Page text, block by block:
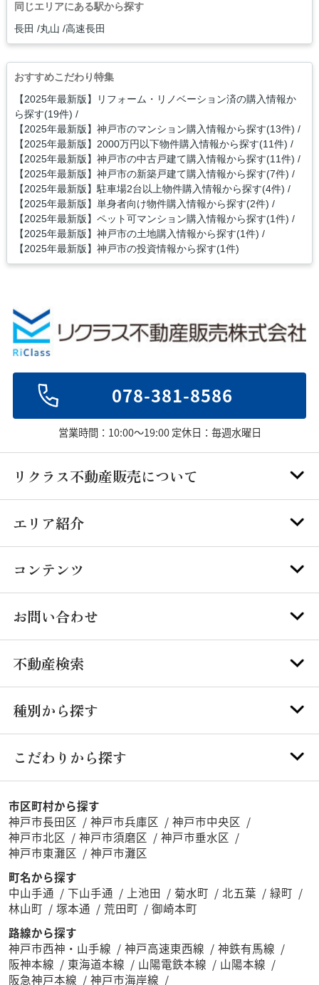
同じエリアにある駅から探す
長田
丸山 高速長田
おすすめこだわり特集
【2025年最新版】リフォーム・リノベーション済の購入情報か
ら探す(19件)
【2025年最新版】神戸市のマンション購入情報から探す(13件)
【2025年最新版】2000万円以下物件購入情報から探す(11件)
【2025年最新版】神戸市の中古戸建て購入情報から探す(11件)
【2025年最新版】神戸市の新築戸建て購入情報から探す(7件)
【2025年最新版】駐車場2台以上物件購入情報から探す(4件)
【2025年最新版】単身者向け物件購入情報から探す(2件)
【2025年最新版】ペット可マンション購入情報から探す(1件)
【2025年最新版】神戸市の土地購入情報から探す(1件)
【2025年最新版】神戸市の投資情報から探す(1件)
078-381-8586
営業時間：10:00～19:00 定休日：毎週水曜日
リクラス不動産販売について
エリア紹介
コンテンツ
お問い合わせ
不動産検索
種別から探す
こだわりから探す
市区町村から探す
神戸市長田区
神戸市兵庫区
神戸市中央区
神戸市北区
神戸市須磨区
神戸市垂水区
神戸市東灘区
神戸市灘区
町名から探す
中山手通
下山手通 上池田 菊水町 北五葉
緑町
林山町
塚本通 荒田町
御崎本町
路線から探す
神戸市西神・山手線
神戸高速東西線
神鉄有馬線
阪神本線
東海道本線 山陽電鉄本線
山陽本線
阪急神戸本線
神戸市海岸線